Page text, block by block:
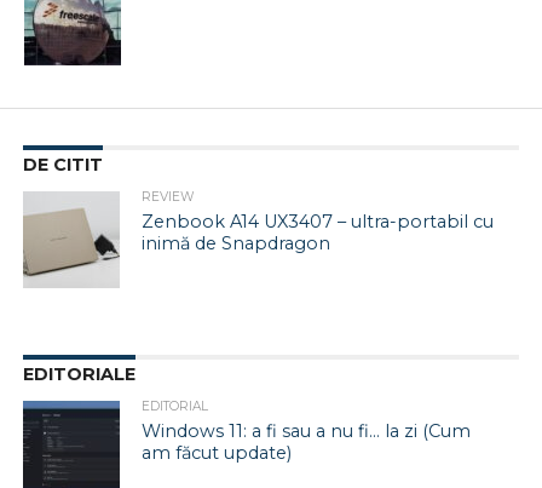
DE CITIT
REVIEW
Zenbook A14 UX3407 – ultra-portabil cu
inimă de Snapdragon
EDITORIALE
EDITORIAL
Windows 11: a fi sau a nu fi… la zi (Cum
am făcut update)